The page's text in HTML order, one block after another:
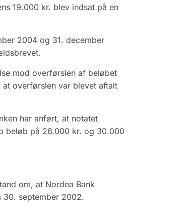
19.000 kr. blev indsat på en
2004 og 31. december
mod overførslen af beløbet
overførslen var blevet aftalt
har anført, at notatet
beløb på 26.000 kr. og 30.000
om, at Nordea Bank
september 2002.